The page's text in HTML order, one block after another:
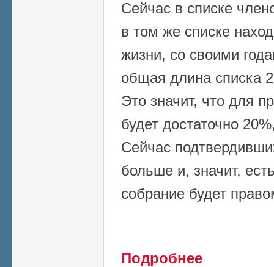
Сейчас в списке
в том же списке
жизни, со своими
общая длина списка
Это значит, что для
будет достаточно
Сейчас
больше и, значит,
собрание будет
Подробнее